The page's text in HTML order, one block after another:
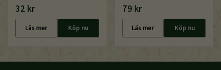
32 kr
Läs mer Köp nu
79 kr
Läs mer Köp nu